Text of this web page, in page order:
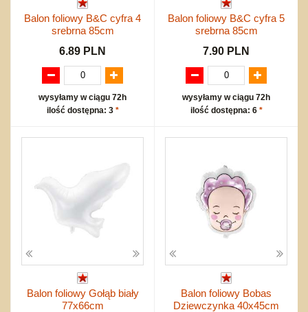
Balon foliowy B&C cyfra 4
srebrna 85cm
6.89 PLN
wysyłamy w ciągu 72h
ilość dostępna: 3 *
Balon foliowy B&C cyfra 5
srebrna 85cm
7.90 PLN
wysyłamy w ciągu 72h
ilość dostępna: 6 *
Balon foliowy Gołąb biały
77x66cm
Balon foliowy Bobas
Dziewczynka 40x45cm